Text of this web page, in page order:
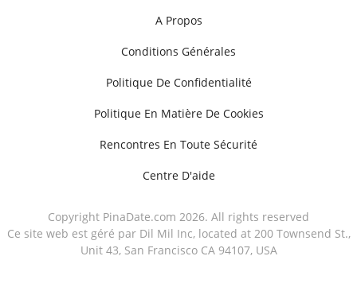
A Propos
Conditions Générales
Politique De Confidentialité
Politique En Matière De Cookies
Rencontres En Toute Sécurité
Centre D'aide
Copyright PinaDate.com 2026. All rights reserved
Ce site web est géré par Dil Mil Inc, located at 200 Townsend St.,
Unit 43, San Francisco CA 94107, USA